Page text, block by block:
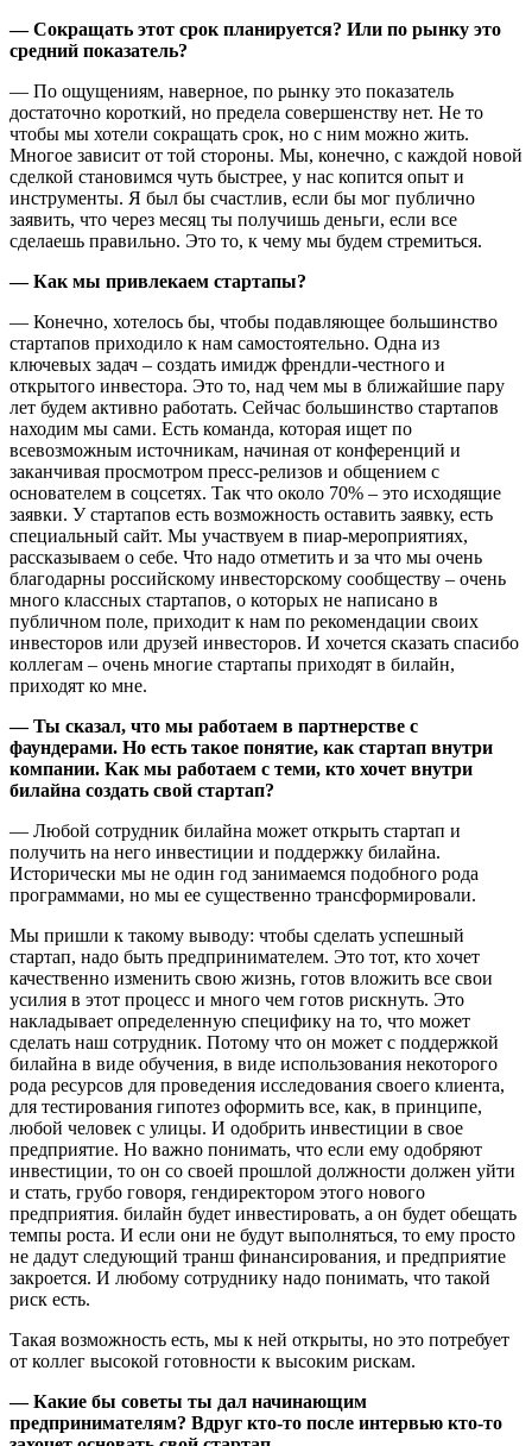
— Сокращать этот срок планируется? Или по рынку это
средний показатель?
— По ощущениям, наверное, по рынку это показатель
достаточно короткий, но предела совершенству нет. Не то
чтобы мы хотели сокращать срок, но с ним можно жить.
Многое зависит от той стороны. Мы, конечно, с каждой новой
сделкой становимся чуть быстрее, у нас копится опыт и
инструменты. Я был бы счастлив, если бы мог публично
заявить, что через месяц ты получишь деньги, если все
сделаешь правильно. Это то, к чему мы будем стремиться.
— Как мы привлекаем стартапы?
— Конечно, хотелось бы, чтобы подавляющее большинство
стартапов приходило к нам самостоятельно. Одна из
ключевых задач – создать имидж френдли-честного и
открытого инвестора. Это то, над чем мы в ближайшие пару
лет будем активно работать. Сейчас большинство стартапов
находим мы сами. Есть команда, которая ищет по
всевозможным источникам, начиная от конференций и
заканчивая просмотром пресс-релизов и общением с
основателем в соцсетях. Так что около 70% – это исходящие
заявки. У стартапов есть возможность оставить заявку, есть
специальный сайт. Мы участвуем в пиар-мероприятиях,
рассказываем о себе. Что надо отметить и за что мы очень
благодарны российскому инвесторскому сообществу – очень
много классных стартапов, о которых не написано в
публичном поле, приходит к нам по рекомендации своих
инвесторов или друзей инвесторов. И хочется сказать спасибо
коллегам – очень многие стартапы приходят в билайн,
приходят ко мне.
— Ты сказал, что мы работаем в партнерстве с
фаундерами. Но есть такое понятие, как стартап внутри
компании. Как мы работаем с теми, кто хочет внутри
билайна создать свой стартап?
— Любой сотрудник билайна может открыть стартап и
получить на него инвестиции и поддержку билайна.
Исторически мы не один год занимаемся подобного рода
программами, но мы ее существенно трансформировали.
Мы пришли к такому выводу: чтобы сделать успешный
стартап, надо быть предпринимателем. Это тот, кто хочет
качественно изменить свою жизнь, готов вложить все свои
усилия в этот процесс и много чем готов рискнуть. Это
накладывает определенную специфику на то, что может
сделать наш сотрудник. Потому что он может с поддержкой
билайна в виде обучения, в виде использования некоторого
рода ресурсов для проведения исследования своего клиента,
для тестирования гипотез оформить все, как, в принципе,
любой человек с улицы. И одобрить инвестиции в свое
предприятие. Но важно понимать, что если ему одобряют
инвестиции, то он со своей прошлой должности должен уйти
и стать, грубо говоря, гендиректором этого нового
предприятия. билайн будет инвестировать, а он будет обещать
темпы роста. И если они не будут выполняться, то ему просто
не дадут следующий транш финансирования, и предприятие
закроется. И любому сотруднику надо понимать, что такой
риск есть.
Такая возможность есть, мы к ней открыты, но это потребует
от коллег высокой готовности к высоким рискам.
— Какие бы советы ты дал начинающим
предпринимателям? Вдруг кто-то после интервью кто-то